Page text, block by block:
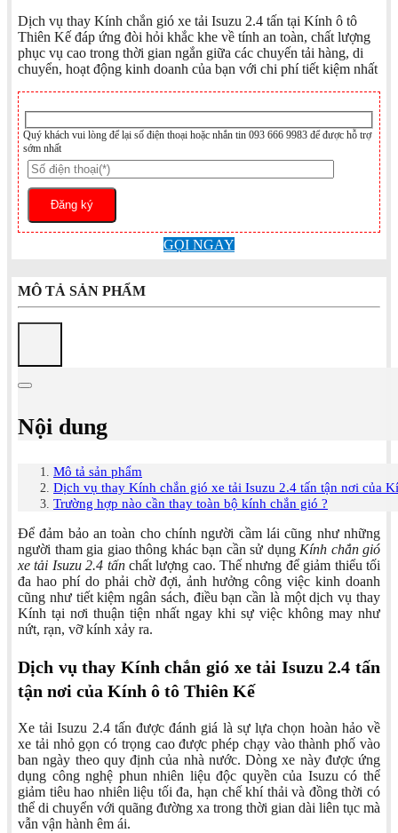
Dịch vụ thay Kính chắn gió xe tải Isuzu 2.4 tấn tại Kính ô tô
Thiên Kế đáp ứng đòi hỏi khắc khe về tính an toàn, chất lượng
phục vụ cao trong thời gian ngắn giữa các chuyến tải hàng, di
chuyển, hoạt động kinh doanh của bạn với chi phí tiết kiệm nhất
Quý khách vui lòng để lại số điện thoại hoặc nhắn tin 093 666 9983 để được hỗ trợ
sớm nhất
GỌI NGAY
MÔ TẢ SẢN PHẨM
Nội dung
Mô tả sản phẩm
Dịch vụ thay Kính chắn gió xe tải Isuzu 2.4 tấn tận nơi của
Trường hợp nào cần thay toàn bộ kính chắn gió ?
Để đảm bảo an toàn cho chính người cầm lái cũng như những
người tham gia giao thông khác bạn cần sử dụng Kính chắn gió
xe tải Isuzu 2.4 tấnchất lượng cao. Thế nhưng để giảm thiểu tối
đa hao phí do phải chờ đợi, ảnh hưởng công việc kinh doanh
cũng như tiết kiệm ngân sách, điều bạn cần là một dịch vụ thay
Kính tại nơi thuận tiện nhất ngay khi sự việc không may như
nứt, rạn, vỡ kính xảy ra.
Dịch vụ thay Kính chắn gió xe tải Isuzu 2.4 tấn
tận nơi của Kính ô tô Thiên Kế
Xe tải Isuzu 2.4 tấn được đánh giá là sự lựa chọn hoàn hảo về
xe tải nhỏ gọn có trọng cao được phép chạy vào thành phố vào
ban ngày theo quy định của nhà nước. Dòng xe này được ứng
dụng công nghệ phun nhiên liệu độc quyền của Isuzu có thể
giảm tiêu hao nhiên liệu tối đa, hạn chế khí thải và đồng thời có
thể di chuyển với quãng đường xa trong thời gian dài liên tục mà
vẫn vận hành êm ái.